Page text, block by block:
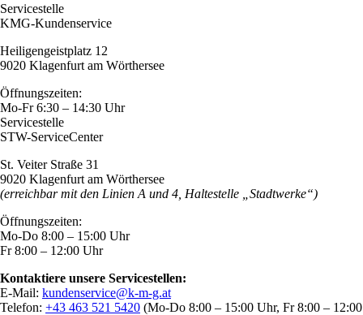
Servicestelle
KMG-Kundenservice
Heiligengeistplatz 12
9020 Klagenfurt am Wörthersee
Öffnungszeiten:
Mo-Fr 6:30 – 14:30 Uhr
Servicestelle
STW-ServiceCenter
St. Veiter Straße 31
9020 Klagenfurt am Wörthersee
(erreichbar mit den Linien A und 4, Haltestelle „Stadtwerke“)
Öffnungszeiten:
Mo-Do 8:00 – 15:00 Uhr
Fr 8:00 – 12:00 Uhr
Kontaktiere unsere Servicestellen:
E-Mail: kundenservice@k-m-g.at
Telefon: +43 463 521 5420 (Mo-Do 8:00 – 15:00 Uhr, Fr 8:00 – 12:00